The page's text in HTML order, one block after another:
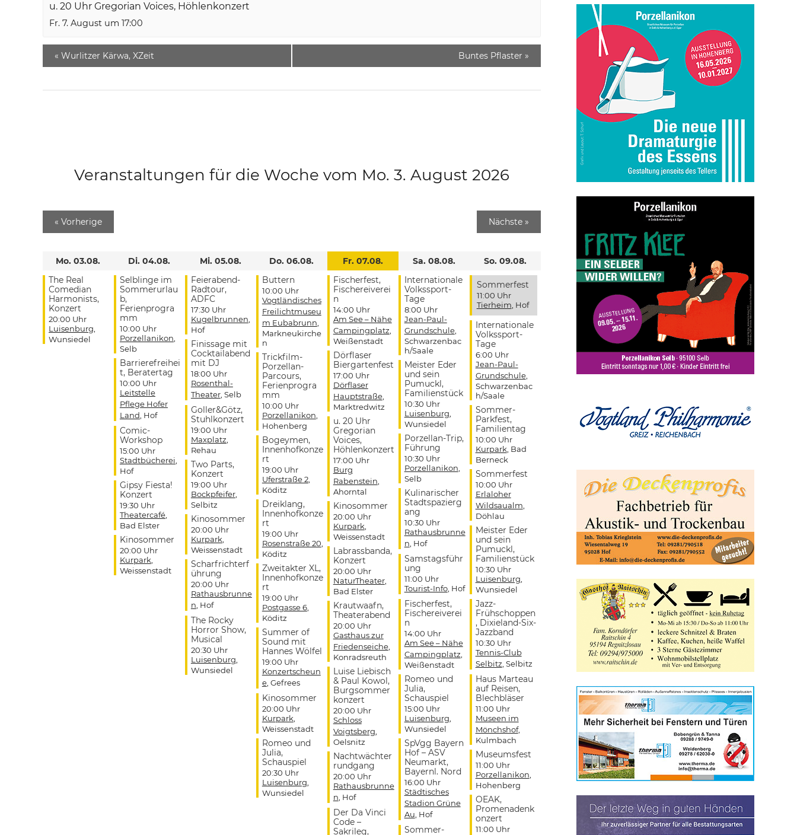
u. 20 Uhr Gregorian Voices, Höhlenkonzert
Fr. 7. August um 17:00
« Wurlitzer Kärwa, XZeit Buntes Pflaster »
Veranstaltungen für die Woche vom Mo. 3. August 2026
« Vorherige Nächste »
Mo. 03.08.
The Real
Comedian
Harmonists,
Konzert
20:00 Uhr
Luisenburg
Wunsiedel
Di. 04.08.
Selblinge im
Sommerurlau
b,
Ferienprogra
mm
10:00 Uhr
Porzellanikon
Selb
Barrierefreihei
t, Beratertag
10:00 Uhr
Leitstelle
Pflege Hofer
Land , Hof
Comic-
Workshop
15:00 Uhr
Stadtbücherei
Hof
Gipsy Fiesta!
Konzert
19:30 Uhr
Theatercafé,
Bad Elster
Kinosommer
20:00 Uhr
Kurpark
Weissenstadt
Mi. 05.08.
Feierabend-
Radtour,
ADFC
17:30 Uhr
Kugelbrunnen
Hof
Finissage mit
Cocktailabend
mit DJ
18:00 Uhr
Rosenthal-
Theater, Selb
Goller&Götz,
Stuhlkonzert
19:00 Uhr
Maxplatz
Rehau
Two Parts,
Konzert
19:00 Uhr
Bockpfeifer,
Selbitz
Kinosommer
20:00 Uhr
Kurpark
Weissenstadt
Scharfrichterf
ührung
20:00 Uhr
Rathausbrunne
n , Hof
The Rocky
Horror Show,
Musical
20:30 Uhr
Luisenburg
Wunsiedel
Do. 06.08.
Buttern
10:00 Uhr
Vogtländisches
Freilichtmuseu
m Eubabrunn
Markneukirche
n
Trickfilm-
Porzellan-
Parcours,
Ferienprogra
mm
10:00 Uhr
Porzellanikon
Hohenberg
Bogeymen,
Innenhofkonze
rt
19:00 Uhr
Uferstraße 2,
Köditz
Dreiklang,
Innenhofkonze
rt
19:00 Uhr
Rosenstraße 20
Köditz
Zweitakter XL,
Innenhofkonze
rt
19:00 Uhr
Postgasse 6,
Köditz
Summer of
Sound mit
Hannes Wölfel
19:00 Uhr
Konzertscheun
e, Gefrees
Kinosommer
20:00 Uhr
Kurpark
Weissenstadt
Romeo und
Julia,
Schauspiel
20:30 Uhr
Luisenburg
Wunsiedel
Fr. 07.08.
Fischerfest,
Fischereiverei
n
14:00 Uhr
Am See – Nähe
Campingplatz
Weißenstadt
Dörflaser
Biergartenfest
17:00 Uhr
Dörflaser
Hauptstraße,
Marktredwitz
u. 20 Uhr
Gregorian
Voices,
Höhlenkonzert
17:00 Uhr
Burg
Rabenstein
Ahorntal
Kinosommer
20:00 Uhr
Kurpark
Weissenstadt
Labrassbanda,
Konzert
20:00 Uhr
NaturTheater,
Bad Elster
Krautwaafn,
Theaterabend
20:00 Uhr
Gasthaus zur
Friedenseiche,
Konradsreuth
Luise Liebisch
& Paul Kowol,
Burgsommer
konzert
20:00 Uhr
Schloss
Voigtsberg
Oelsnitz
Nachtwächter
rundgang
20:00 Uhr
Rathausbrunne
n , Hof
Der Da Vinci
Code –
Sakrileg,
Sa. 08.08.
Internationale
Volkssport-
Tage
8:00 Uhr
Jean-Paul-
Grundschule,
Schwarzenbac
h/Saale
Meister Eder
und sein
Pumuckl,
Familienstück
10:30 Uhr
Luisenburg
Wunsiedel
Porzellan-Trip,
Führung
10:30 Uhr
Porzellanikon
Selb
Kulinarischer
Stadtspazierg
ang
10:30 Uhr
Rathausbrunne
n , Hof
Samstagsführ
ung
11:00 Uhr
Tourist-Info, Hof
Fischerfest,
Fischereiverei
n
14:00 Uhr
Am See – Nähe
Campingplatz
Weißenstadt
Romeo und
Julia,
Schauspiel
15:00 Uhr
Luisenburg
Wunsiedel
SpVgg Bayern
Hof – ASV
Neumarkt,
Bayernl. Nord
16:00 Uhr
Städtisches
Stadion Grüne
Au , Hof
Sommer-
So. 09.08.
Sommerfest
11:00 Uhr
Tierheim , Hof
Internationale
Volkssport-
Tage
6:00 Uhr
Jean-Paul-
Grundschule,
Schwarzenbac
h/Saale
Sommer-
Parkfest,
Familientag
10:00 Uhr
Kurpark , Bad
Berneck
Sommerfest
10:00 Uhr
Erlaloher
Wildsaualm
Döhlau
Meister Eder
und sein
Pumuckl,
Familienstück
10:30 Uhr
Luisenburg
Wunsiedel
Jazz-
Frühschoppen
, Dixieland-Six-
Jazzband
10:30 Uhr
Tennis-Club
Selbitz , Selbitz
Haus Marteau
auf Reisen,
Blechbläser
11:00 Uhr
Museen im
Mönchshof,
Kulmbach
Museumsfest
11:00 Uhr
Porzellanikon
Hohenberg
OEAK,
Promenadenk
onzert
11:00 Uhr